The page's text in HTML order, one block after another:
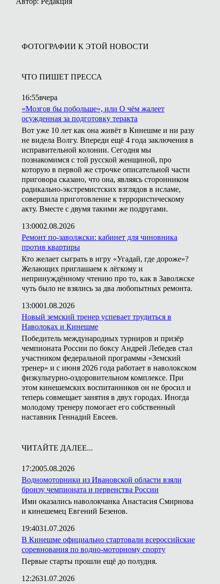
ФОТОГРАФИИ К ЭТОЙ НОВОСТИ
ЧТО ПИШЕТ ПРЕССА
16:55вчера
«Мозгов бы побольше», или О чём жалеет
осужденная за подготовку теракта
Вот уже 10 лет как она живёт в Кинешме и ни разу
не видела Волгу. Впереди ещё 4 года заключения в
исправительной колонии. Сегодня мы
познакомимся с той русской женщиной, про
которую в первой же строчке описательной части
приговора сказано, что она, являясь сторонником
радикально-экстремистских взглядов в исламе,
совершила приготовление к террористическому
акту. Вместе с двумя такими же подругами.
13:0002.08.2026
Ремонт по-заволжски: кабинет для чиновника
против квартиры
Кто желает сыграть в игру «Угадай, где дороже»?
Желающих приглашаем к лёгкому и
непринуждённому чтению про то, как в Заволжске
чуть было не взялись за два любопытных ремонта.
13:0001.08.2026
Новый земский тренер успевает трудиться в
Наволоках и Кинешме
Победитель международных турниров и призёр
чемпионата России по боксу Андрей Лебедев стал
участником федеральной программы «Земский
тренер» и с июня 2026 года работает в наволокском
физкультурно-оздоровительном комплексе. При
этом кинешемских воспитанников он не бросил и
теперь совмещает занятия в двух городах. Иногда
молодому тренеру помогает его собственный
наставник Геннадий Евсеев.
ЧИТАЙТЕ ДАЛЕЕ...
17:2005.08.2026
Водномоторники из Ивановской области взяли
бронзу чемпионата и первенства России
Ими оказались наволокчанка Анастасия Смирнова
и кинешемец Евгений Безенов.
19:4031.07.2026
В Кинешме официально стартовали всероссийские
соревнования по водно-моторному спорту
Первые старты прошли ещё до полудня.
12:2631.07.2026